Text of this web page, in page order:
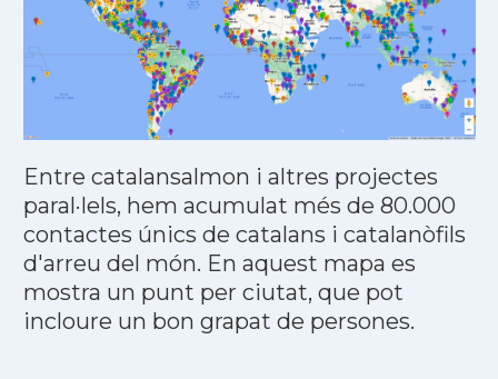
Entre catalansalmon i altres projectes
paral·lels, hem acumulat més de 80.000
contactes únics de catalans i catalanòfils
d'arreu del món. En aquest mapa es
mostra un punt per ciutat, que pot
incloure un bon grapat de persones.